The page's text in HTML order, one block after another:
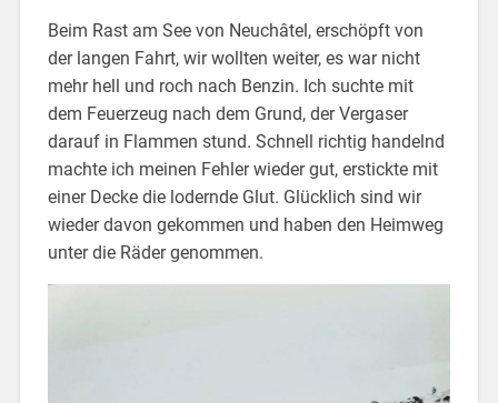
Beim Rast am See von Neuchâtel, erschöpft von
der langen Fahrt, wir wollten weiter, es war nicht
mehr hell und roch nach Benzin. Ich suchte mit
dem Feuerzeug nach dem Grund, der Vergaser
darauf in Flammen stund. Schnell richtig handelnd
machte ich meinen Fehler wieder gut, erstickte mit
einer Decke die lodernde Glut. Glücklich sind wir
wieder davon gekommen und haben den Heimweg
unter die Räder genommen.